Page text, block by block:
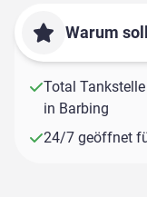
Warum
Total
in Barbing
24/7 geöffnet